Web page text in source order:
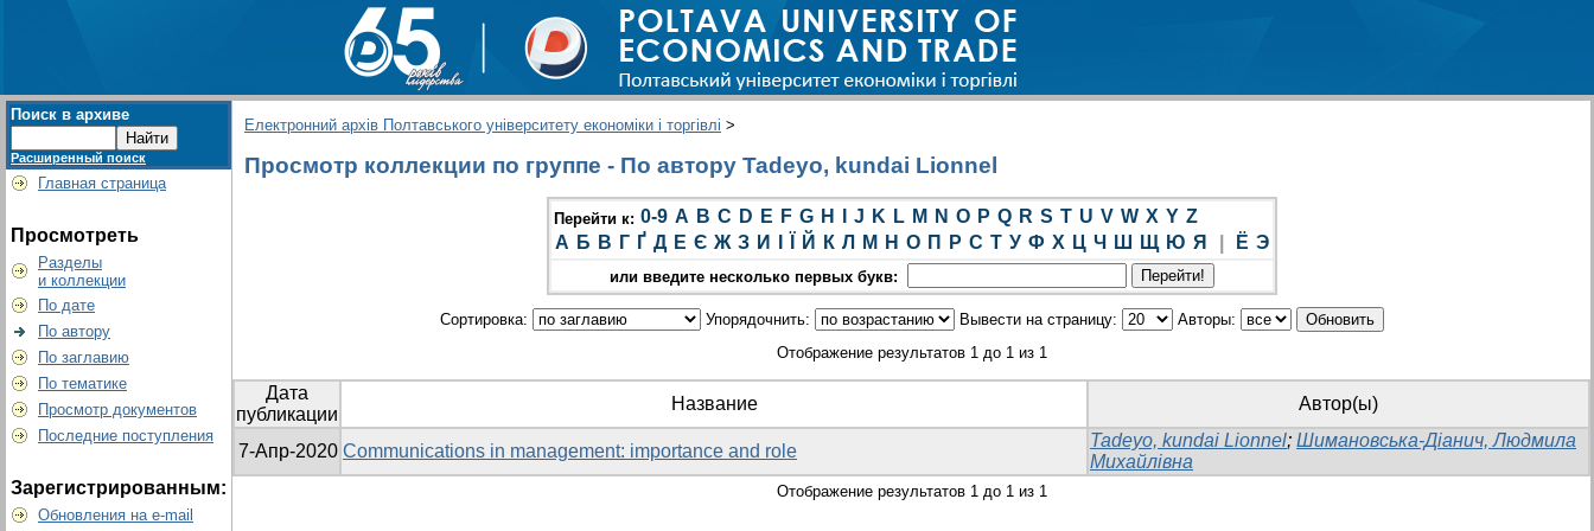
Поиск в архиве
Расширенный поиск
Главная страница
Просмотреть
Разделы
и коллекции
По дате
По автору
По заглавию
По тематике
Просмотр документов
Последние поступления
Зарегистрированным:
Обновления на e-mail
Електронний архів Полтавського університету економіки і торгівлі >
Просмотр коллекции по группе - По автору Tadeyo, kundai Lionnel
Перейти к: 0-9 A B C D E F G H J K L M N O P Q R S T U V W X Y Z
А Б В Г Ґ Д Е Є Ж З И Й К Л М Н О П Р С Т У Ф Х Ц Ч Ш Щ Ю Я Ё Э
или введите несколько первых букв:
Сортировка: Упорядочнить: Вывести на страницу:
Авторы:
Отображение результатов 1 до 1 из 1
Дата
публикации
Название Автор(ы)
7-Апр-2020 Communications in management: importance and role
Tadeyo, kundai Lionnel; Шимановська-Діанич, Людмила
Михайлівна
Отображение результатов 1 до 1 из 1